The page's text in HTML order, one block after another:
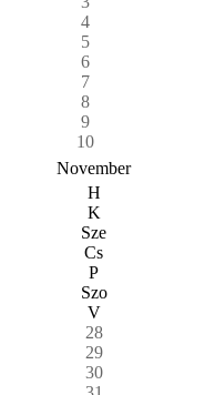
4
5
6
7
8
9
10
November
H
K
Sze
Cs
P
Szo
V
28
29
30